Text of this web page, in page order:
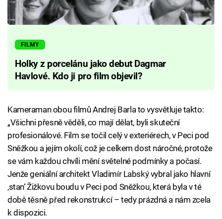
FILMY
Holky z porcelánu jako debut Dagmar
Havlové. Kdo ji pro film objevil?
Kameraman obou filmů Andrej Barla to vysvětluje takto:
„Všichni přesně věděli, co mají dělat, byli skuteční
profesionálové. Film se točil celý v exteriérech, v Peci pod
Sněžkou a jejím okolí, což je celkem dost náročné, protože
se vám každou chvíli mění světelné podmínky a počasí.
Jenže geniální architekt Vladimír Labský vybral jako hlavní
‚stan‘ Žižkovu boudu v Peci pod Sněžkou, která byla v té
době těsně před rekonstrukcí – tedy prázdná a nám zcela
k dispozici.